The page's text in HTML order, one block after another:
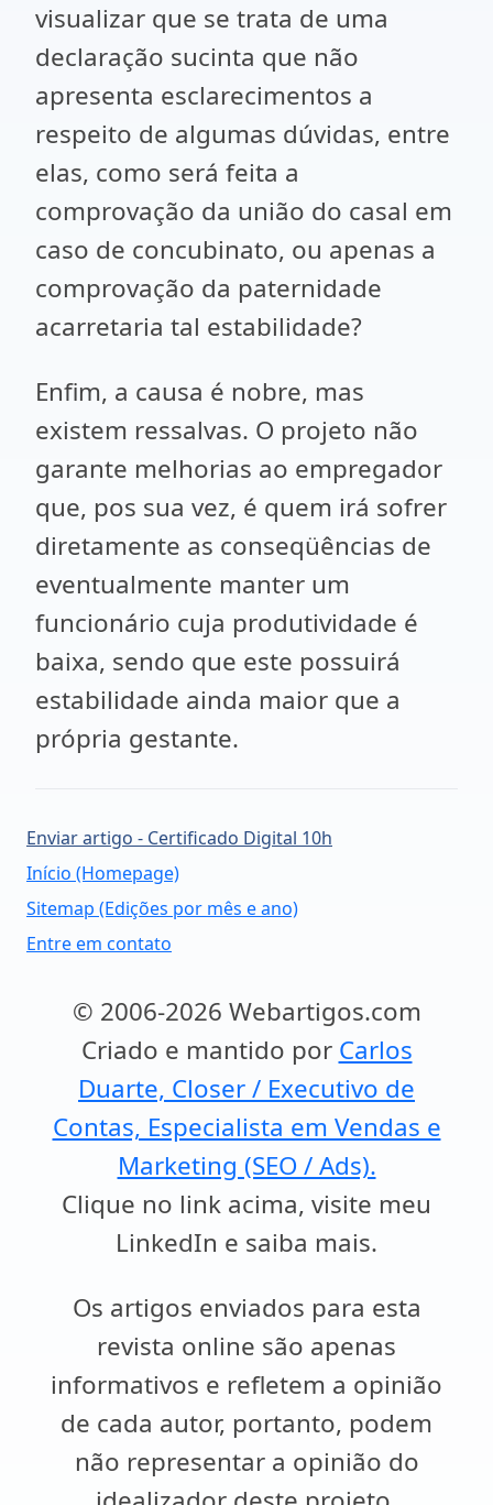
visualizar que se trata de uma
declaração sucinta que não
apresenta esclarecimentos a
respeito de algumas dúvidas, entre
elas, como será feita a
comprovação da união do casal em
caso de concubinato, ou apenas a
comprovação da paternidade
acarretaria tal estabilidade?
Enfim, a causa é nobre, mas
existem ressalvas. O projeto não
garante melhorias ao empregador
que, pos sua vez, é quem irá sofrer
diretamente as conseqüências de
eventualmente manter um
funcionário cuja produtividade é
baixa, sendo que este possuirá
estabilidade ainda maior que a
própria gestante.
Enviar artigo - Certificado Digital 10h
Início (Homepage)
Sitemap (Edições por mês e ano)
Entre em contato
© 2006-2026 Webartigos.com
Criado e mantido por Carlos
Duarte, Closer / Executivo de
Contas, Especialista em Vendas e
Marketing (SEO / Ads).
Clique no link acima, visite meu
LinkedIn e saiba mais.
Os artigos enviados para esta
revista online são apenas
informativos e refletem a opinião
de cada autor, portanto, podem
não representar a opinião do